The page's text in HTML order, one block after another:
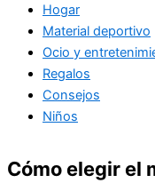
Hogar
Material deportivo
Ocio y
Regalos
Consejos
Niños
Cómo elegir el